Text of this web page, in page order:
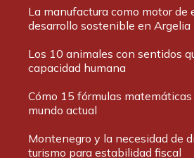
La manufactura como motor de
desarrollo sostenible en Argelia
Los 10 animales con sentidos
capacidad humana
Cómo 15 fórmulas
mundo actual
Montenegro y la necesidad de
turismo para estabilidad fiscal